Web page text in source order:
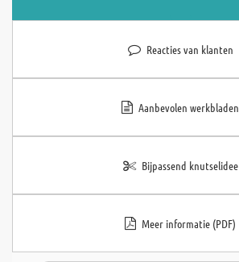
Reacties van klanten
Aanbevolen werkbladen
Bijpassend knutselidee
Meer informatie (PDF)